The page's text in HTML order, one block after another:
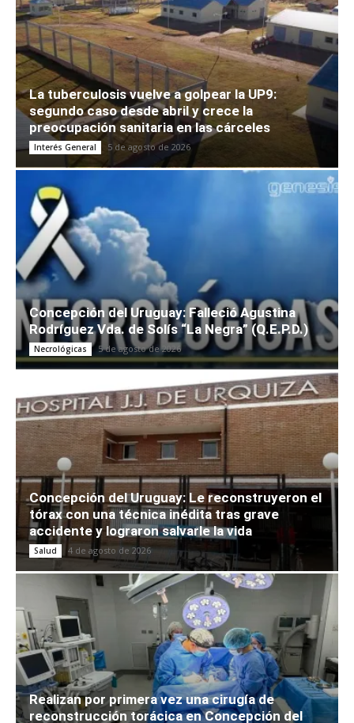
La tuberculosis vuelve a golpear la UP9:
segundo caso desde abril y crece la
preocupación sanitaria en las cárceles
Interés General 5 de agosto de 2026
Concepción del Uruguay: Falleció Agustina
Rodríguez Vda. de Solís “La Negra” (Q.E.P.D.)
Necrológicas 5 de agosto de 2026
Concepción del Uruguay: Le reconstruyeron el
tórax con una técnica inédita tras grave
accidente y lograron salvarle la vida
Salud 4 de agosto de 2026
Realizan por primera vez una cirugía de
reconstrucción torácica en Concepción del